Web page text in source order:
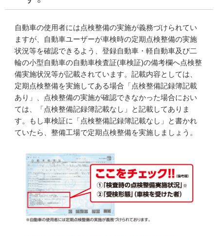
自動車の使用者には点検整備の実施が義務づけられてい
ますが、自動車ユーザーが車検時の定期点検整備の実施
状況等を確認できるよう、登録自動車・軽自動車及び二
輪の小型自動車の自動車検査証(車検証)の備考欄へ点検整
備実施状況等が記載されています。記載内容としては、
定期点検整備を実施してある場合「点検整備記録簿記載
あり」、点検整備の実施が確認できなかった場合におい
ては、「点検整備記録簿記載なし」と記載してありま
す。もし車検証に「点検整備記録簿記載なし」と書かれ
ていたら、整備工場で定期点検整備を実施しましょう。